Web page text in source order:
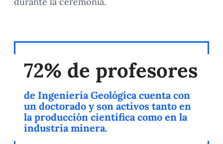
72% de profesores
de Ingeniería Geológica cuenta con
un doctorado y son activos tanto en
la producción científica como en la
industria minera.